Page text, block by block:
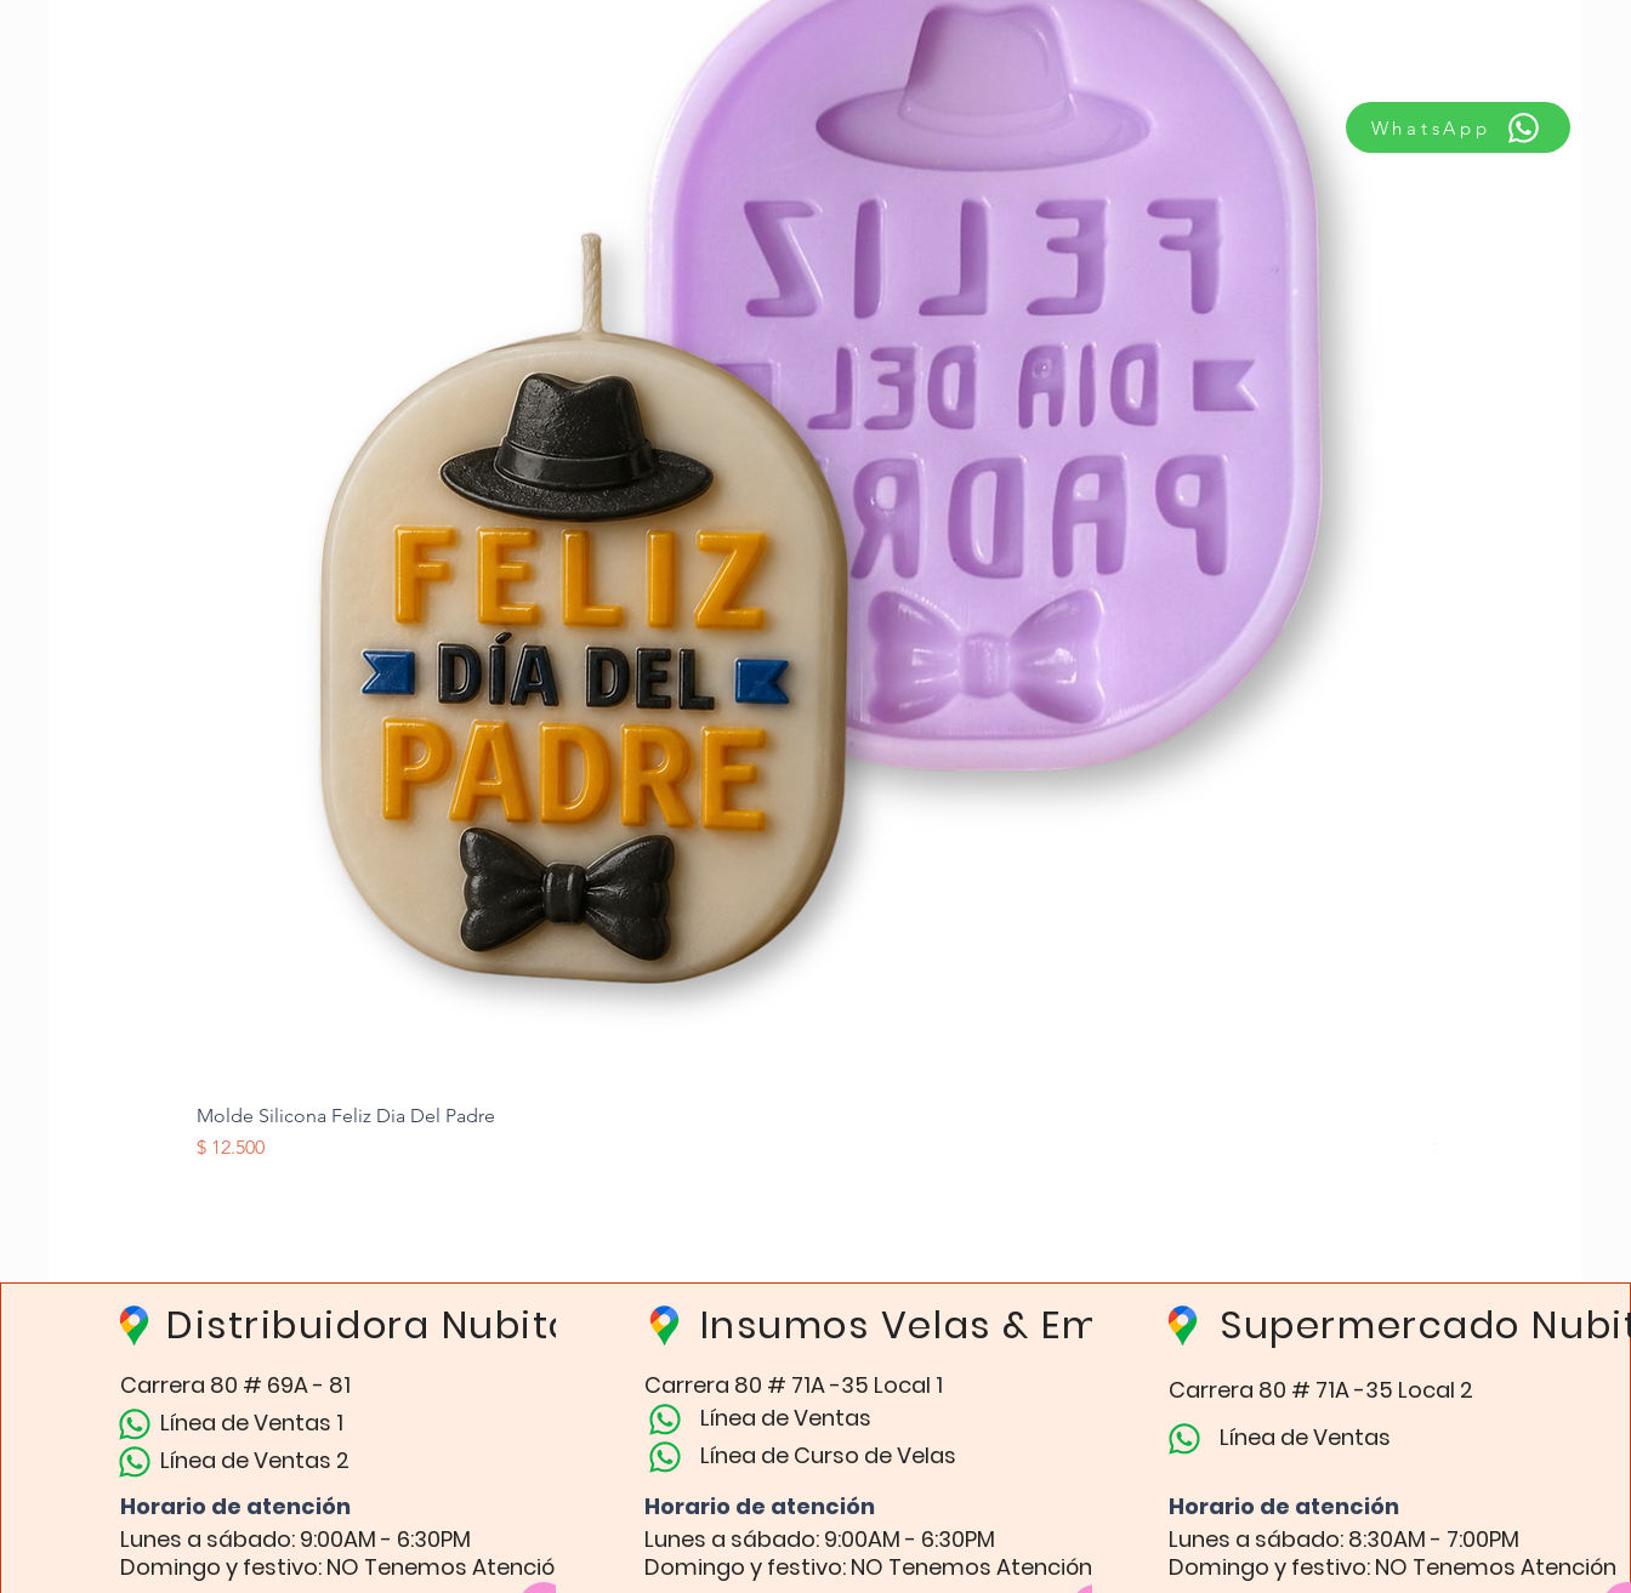
WhatsApp
Molde Silicona Feliz Dia Del Padre
Precio
$ 12.500
Precio
$ 12.500
Distribuidora Nubita
Carrera 80 # 69A - 81
Línea de Ventas 1
Línea de Ventas 2
Horario de atención​
Lunes a sábado: 9:00AM - 6:30PM
Domingo y festivo: NO Tenemos Atención
Insumos Velas & Empaques
Carrera 80 # 71A -35 Local 1​
Línea de Ventas
Línea de Curso de Velas
Horario de atención​
Lunes a sábado: 9:00AM - 6:30PM
Domingo y festivo: NO Tenemos Atención
Supermercado
Carrera 80 # 71A -35 Local 2​
Línea de Ventas
Horario de atención​
Lunes a sábado: 8:30AM - 7:00PM
Domingo y festivo: NO Tenemos Atención